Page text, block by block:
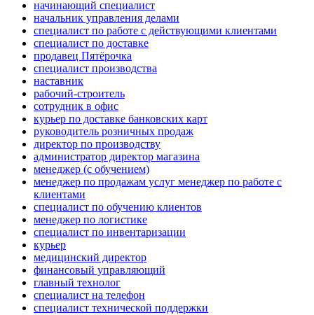
начинающий специалист
начальник управления делами
специалист по работе с действующими клиентами
специалист по доставке
продавец Пятёрочка
специалист производства
наставник
рабочий-строитель
сотрудник в офис
курьер по доставке банковских карт
руководитель розничных продаж
директор по производству
администратор директор магазина
менеджер (с обучением)
менеджер по продажам услуг менеджер по работе с
клиентами
специалист по обучению клиентов
менеджер по логистике
специалист по инвентаризации
курьер
медицинский директор
финансовый управляющий
главный технолог
специалист на телефон
специалист технической поддержки